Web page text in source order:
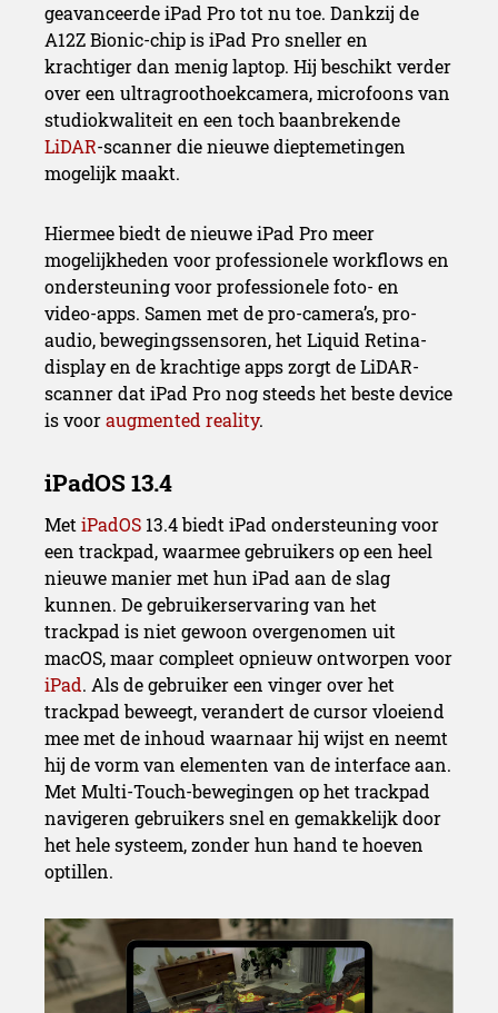
geavanceerde iPad Pro tot nu toe. Dankzij de
A12Z Bionic-chip is iPad Pro sneller en
krachtiger dan menig laptop. Hij beschikt verder
over een ultragroothoekcamera, microfoons van
studiokwaliteit en een toch baanbrekende
LiDAR-scanner die nieuwe dieptemetingen
mogelijk maakt.
Hiermee biedt de nieuwe iPad Pro meer
mogelijkheden voor professionele workflows en
ondersteuning voor professionele foto- en
video-apps. Samen met de pro-camera’s, pro-
audio, bewegingssensoren, het Liquid Retina-
display en de krachtige apps zorgt de LiDAR-
scanner dat iPad Pro nog steeds het beste device
is vooraugmented reality.
Met iPadOS 13.4 biedt iPad ondersteuning voor
een trackpad, waarmee gebruikers op een heel
nieuwe manier met hun iPad aan de slag
kunnen. De gebruikerservaring van het
trackpad is niet gewoon overgenomen uit
macOS, maar compleet opnieuw ontworpen voor
iPad. Als de gebruiker een vinger over het
trackpad beweegt, verandert de cursor vloeiend
mee met de inhoud waarnaar hij wijst en neemt
hij de vorm van elementen van de interface aan.
Met Multi-Touch-bewegingen op het trackpad
navigeren gebruikers snel en gemakkelijk door
het hele systeem, zonder hun hand te hoeven
optillen.